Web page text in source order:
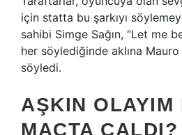
için statta bu şarkıyı
sahibi Simge Sağın, “Let me
her söylediğinde aklına
söyledi.
AŞKIN OLAYIM
MAÇTA ÇALDI?